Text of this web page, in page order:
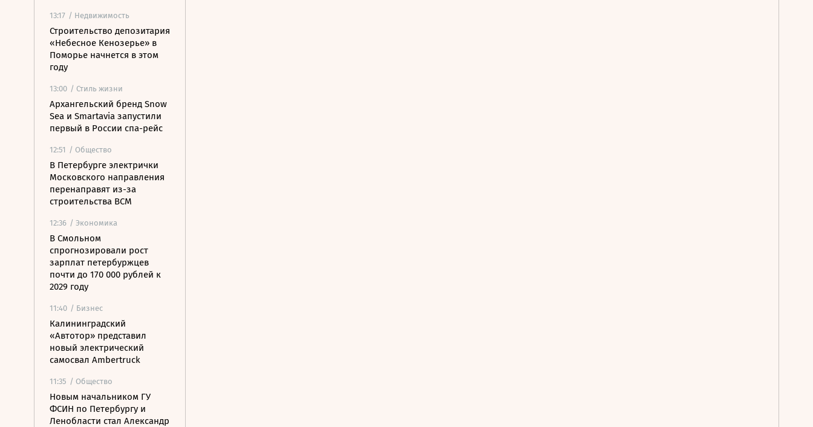
13:17 / Недвижимость
Строительство депозитария
«Небесное Кенозерье» в
Поморье начнется в этом
году
13:00 / Стиль жизни
Архангельский бренд Snow
Sea и Smartavia запустили
первый в России спа-рейс
12:51 / Общество
В Петербурге электрички
Московского направления
перенаправят из-за
строительства ВСМ
12:36 / Экономика
В Смольном
спрогнозировали рост
зарплат петербуржцев
почти до 170 000 рублей к
2029 году
11:40 / Бизнес
Калининградский
«Автотор» представил
новый электрический
самосвал Ambertruck
11:35 / Общество
Новым начальником ГУ
ФСИН по Петербургу и
Ленобласти стал Александр